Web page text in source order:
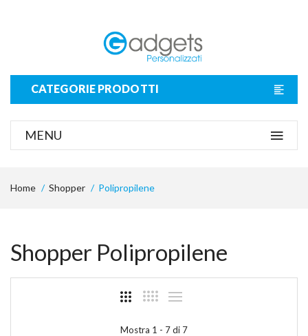
CATEGORIE PRODOTTI
MENU
Home Shopper Polipropilene
Shopper Polipropilene
Mostra 1 - 7 di 7